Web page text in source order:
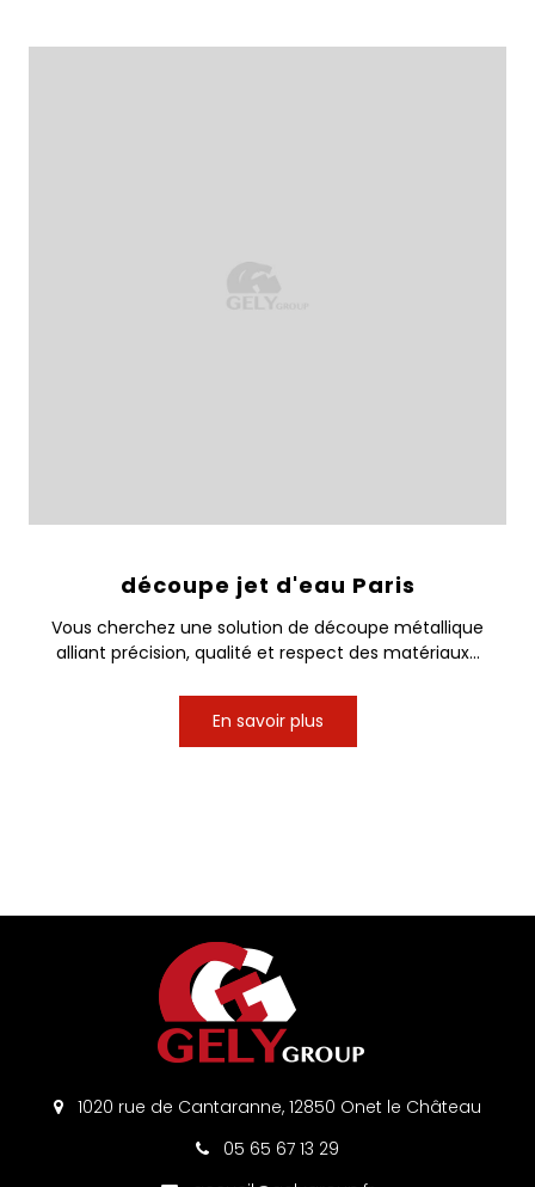
découpe jet d'eau Paris
Vous cherchez une solution de découpe métallique
alliant précision, qualité et respect des matériaux...
En savoir plus
1020 rue de Cantaranne, 12850 Onet le Château
05 65 67 13 29